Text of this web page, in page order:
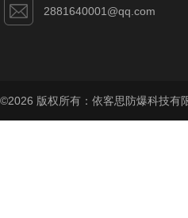
2881640001@qq.com
©2026 版权所有：依客思防爆科技有